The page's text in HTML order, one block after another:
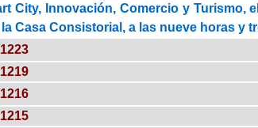
City, Innovación, Comercio y Turismo,
Casa Consistorial, a las nueve horas y